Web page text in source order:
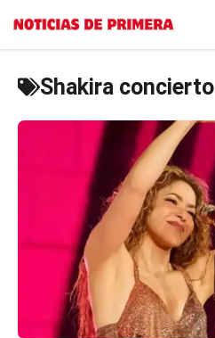
Saltar
Shakira concierto